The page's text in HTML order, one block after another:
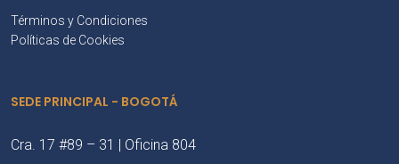
Términos y Condiciones
Políticas de Cookies
SEDE PRINCIPAL - BOGOTÁ
Cra. 17 #89 – 31 | Oficina 804